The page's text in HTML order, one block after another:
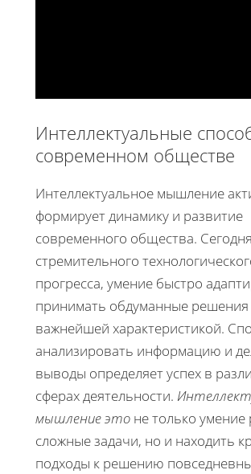
Интеллектуальные
современном обществе
Интеллектуальное мышление
формирует динамику и развитие
современного общества.
стремительного
прогресса, умение быстро
принимать обдуманные решения
важнейшей характеристикой.
анализировать информацию и
выводы определяет успех в
сферах деятельности.
мышление это не только
сложные задачи, но и находить
подходы к решению